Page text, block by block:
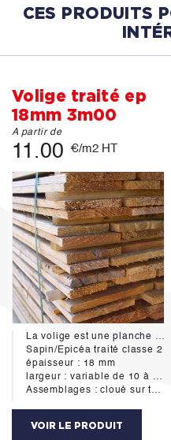
CES PRODUITS
Volige traité ep
18mm 3m00
A partir de
11.00 €/m2 HT
La volige est une planche de bois rectangulaire, et de faible épaisseur qui, fixée à côté d'autres sur les chevrons, est destinée à réaliser un plancher continu pour supporter les matériaux de couverture de toiture tels qu'ardoises, zinc, étanchéité bitumeuse, tuiles avec littelage.
Sapin/Epicéa traité classe 2
épaisseur : 18 mm
largeur : variable de 10 à 30cm
Assemblages : cloué sur tous les chevrons
VOIR LE PRODUIT